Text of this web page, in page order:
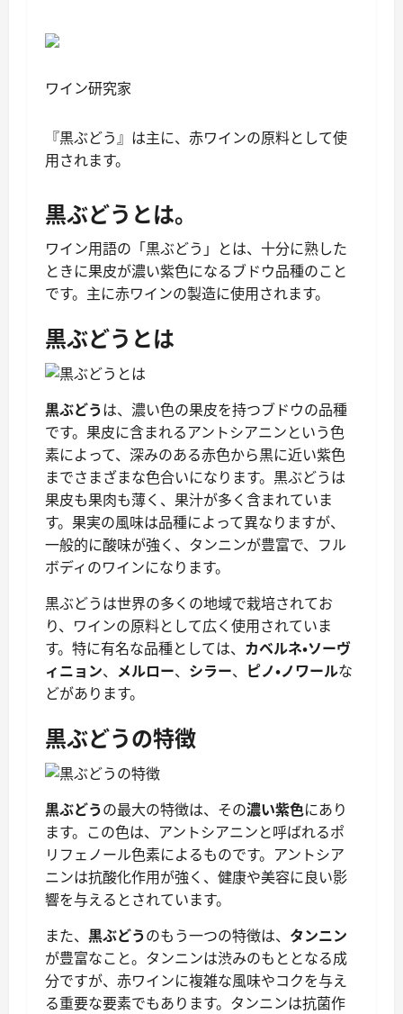
ワイン研究家
『黒ぶどう』は主に、赤ワインの原料として使
用されます。
黒ぶどうとは。
ワイン用語の「黒ぶどう」とは、十分に熟した
ときに果皮が濃い紫色になるブドウ品種のこと
です。主に赤ワインの製造に使用されます。
黒ぶどうとは
黒ぶどうは、濃い色の果皮を持つブドウの品種
です。果皮に含まれるアントシアニンという色
素によって、深みのある赤色から黒に近い紫色
までさまざまな色合いになります。黒ぶどうは
果皮も果肉も薄く、果汁が多く含まれていま
す。果実の風味は品種によって異なりますが、
一般的に酸味が強く、タンニンが豊富で、フル
ボディのワインになります。
黒ぶどうは世界の多くの地域で栽培されてお
り、ワインの原料として広く使用されていま
す。特に有名な品種としては、 カベルネ・ソーヴ
ィニョン、 メルロー、 シラー、 ピノ・ノワールな
どがあります。
黒ぶどうの特徴
黒ぶどうの最大の特徴は、その濃い紫色にあり
ます。この色は、アントシアニンと呼ばれるポ
リフェノール色素によるものです。アントシア
ニンは抗酸化作用が強く、健康や美容に良い影
響を与えるとされています。
また、 黒ぶどうのもう一つの特徴は、 タンニン
が豊富なこと。タンニンは渋みのもととなる成
分ですが、赤ワインに複雑な風味やコクを与え
る重要な要素でもあります。タンニンは抗菌作